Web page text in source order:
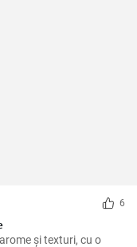
6
și texturi, cu o